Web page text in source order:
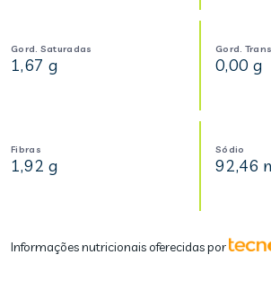
Gord. Saturadas
1,67 g
Gord. Trans
0,00 g
Fibras
1,92 g
Sódio
92,46
Informações nutricionais oferecidas por